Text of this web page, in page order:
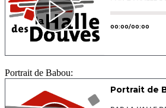
Portrait de Babou: